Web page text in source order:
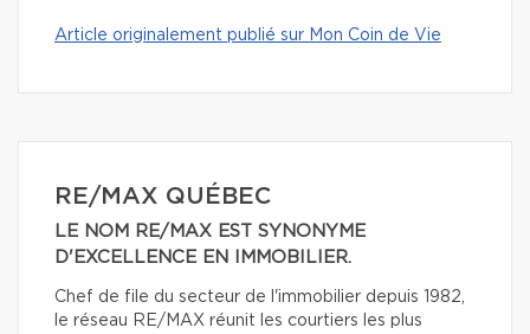
Article originalement publié sur Mon Coin de Vie
RE/MAX QUÉBEC
LE NOM RE/MAX EST SYNONYME
D'EXCELLENCE EN IMMOBILIER.
Chef de file du secteur de l'immobilier depuis 1982,
le réseau RE/MAX réunit les courtiers les plus